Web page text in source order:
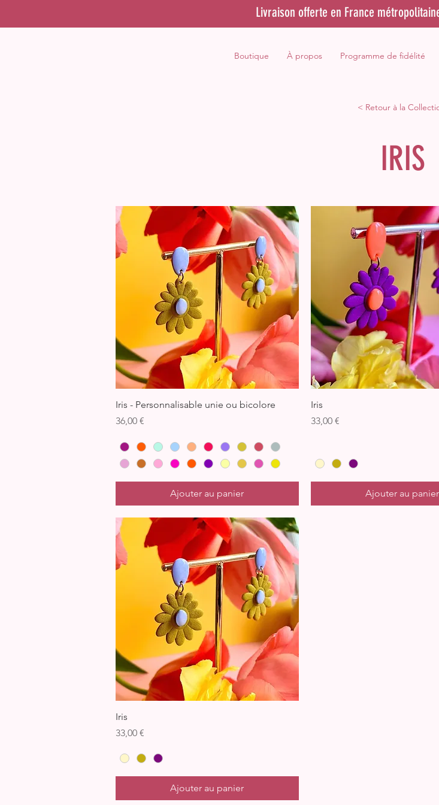
Livraison offerte en France
Boutique À propos Programme de fidélité
< Retour à la
IRIS
Aperçu rapide
Iris - Personnalisable unie ou bicolore
Prix
36,00 €
Ajouter au panier
Iris
Prix
33,00 €
Ajouter au panier
Iris
Prix
33,00 €
Ajouter au panier